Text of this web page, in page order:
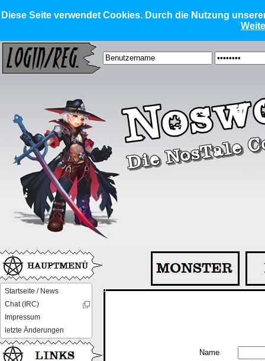
Diese Seite verwendet Cookies. Durch die Nutzung
Startseite / News
Chat (IRC)
Impressum
letzte Änderungen
Name